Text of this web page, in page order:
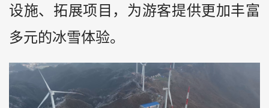
设施、拓展项目，为游客提供更加丰富
多元的冰雪体验。